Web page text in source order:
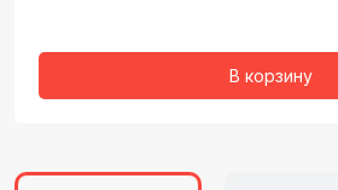
В корзину